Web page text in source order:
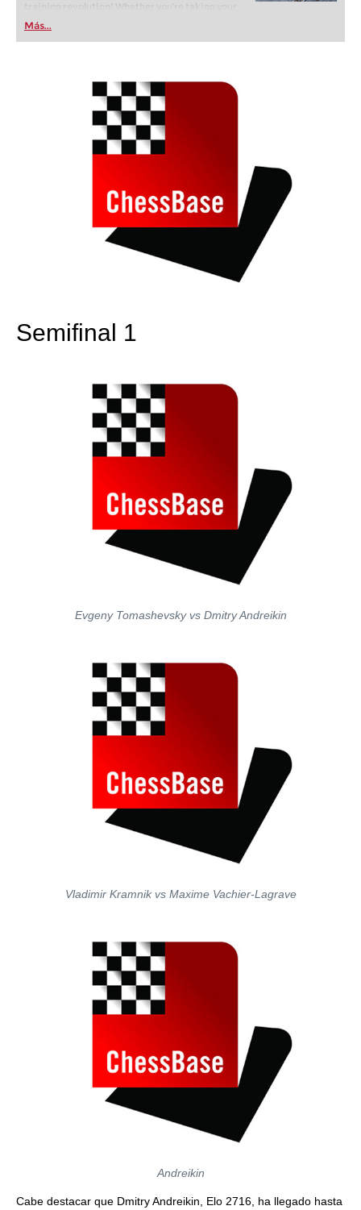
training revolution! Whether you’re taking your
first steps into the world of club chess, or already
playing at a tournament level: with FRITZ, you can
train more efficiently, intelligently and with a
Más...
Semifinal 1
Evgeny Tomashevsky vs Dmitry Andreikin
Vladimir Kramnik vs Maxime Vachier-Lagrave
Andreikin
Cabe destacar que Dmitry Andreikin, Elo 2716, ha llegado hasta